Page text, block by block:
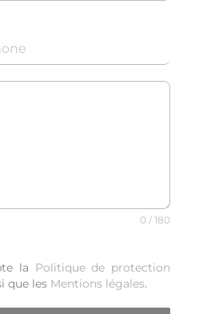
0 / 180
la Politique de protection
que les Mentions légales.